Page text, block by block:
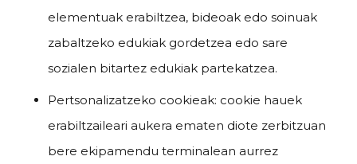
elementuak erabiltzea, bideoak edo soinuak
zabaltzeko edukiak gordetzea edo sare
sozialen bitartez edukiak partekatzea.
Pertsonalizatzeko cookieak: cookie hauek
erabiltzaileari aukera ematen diote zerbitzuan
bere ekipamendu terminalean aurrez